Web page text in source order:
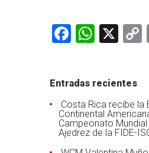
X
Entradas recientes
Costa Rica recibe la
Continental
Campeonato
Ajedrez de la FIDE-